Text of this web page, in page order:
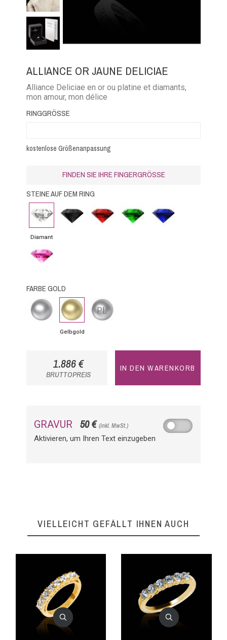
ALLIANCE OR JAUNE DELICIAE
Alliance Deliciae en or ou platine et diamants,
mon amour, mon délice
RINGGRÖSSE
kostenlose Größenanpassung
FINDEN SIE IHRE FINGERGRÖSSE
STEINE AUF DEM RING
Diamant
Diamant
Schwarzer
Diamant
Rubin Smaragd
Blauer
Saphir
Rosa
Saphir
FARBE GOLD
Weissgold Gelbgold
Gelbgold
Platin
1.886 €
BRUTTOPREIS
IN DEN WARENKORB
GRAVUR 50 €(inkl. MwSt.)
Aktivieren, um Ihren Text einzugeben
VIELLEICHT GEFÄLLT IHNEN AUCH